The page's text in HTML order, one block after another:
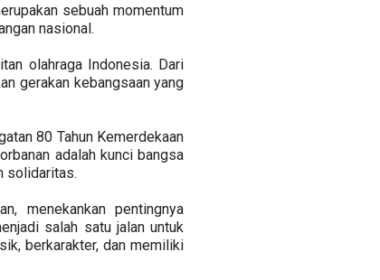
sebuah momentum
nasional.
olahraga Indonesia. Dari
gerakan kebangsaan yang
80 Tahun Kemerdekaan
adalah kunci bangsa
solidaritas.
menekankan pentingnya
salah satu jalan untuk
berkarakter, dan memiliki